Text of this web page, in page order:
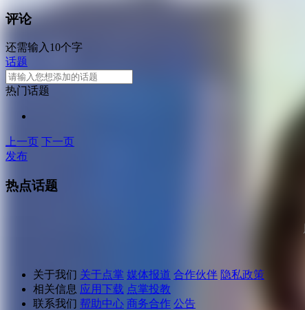
评论
还需输入10个字
话题
热门话题
上一页 下一页
发布
热点话题
关于我们 关于点掌 媒体报道 合作伙伴 隐私政策
相关信息 应用下载 点掌投教
联系我们 帮助中心 商务合作 公告